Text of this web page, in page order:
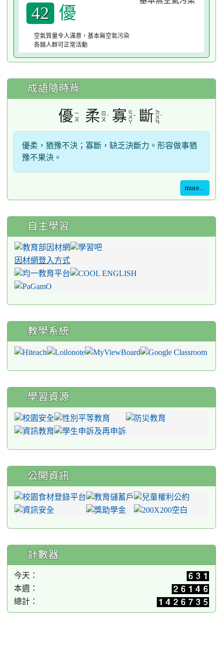
42 優
空氣質量令人滿意，基本無空氣污染
各類人群可正常活動
成語隨時背
優 ㄧ
ㄡ
柔 ㄖ
ㄡ ˊ 寡 ㄍ
ㄨ
ㄚ
ˇ 斷 ㄉ
ㄨ
ㄢ
ˋ
優柔，猶豫不決；寡斷，缺乏決斷力。形容做事猶
豫不果決。
more...
自主學習
因材網登入方式
教學系統
學習資源
公開資訊
計數器
今天：
本週：
總計：